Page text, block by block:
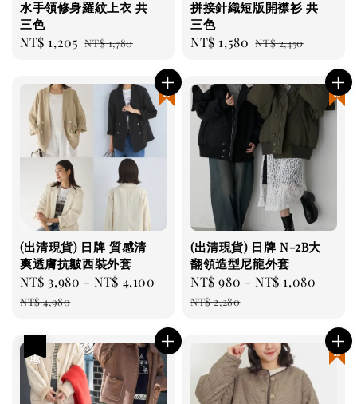
水手領修身羅紋上衣 共
三色
Sale
NT$ 1,205 Regular
NT$ 1,780
拼接針織短版開襟衫 共
三色
Sale
NT$ 1,580 Regular
NT$ 2,450
(出清現貨) 日牌 質感清
爽透膚抗皺西裝外套
Sale
price
NT$ 3,980 -NT$ 4,100
Regular
price
NT$ 4,980
(出清現貨) 日牌 N-2B大
翻領造型尼龍外套
Sale
price
NT$ 980 -NT$ 1,080
NT$ 2,280